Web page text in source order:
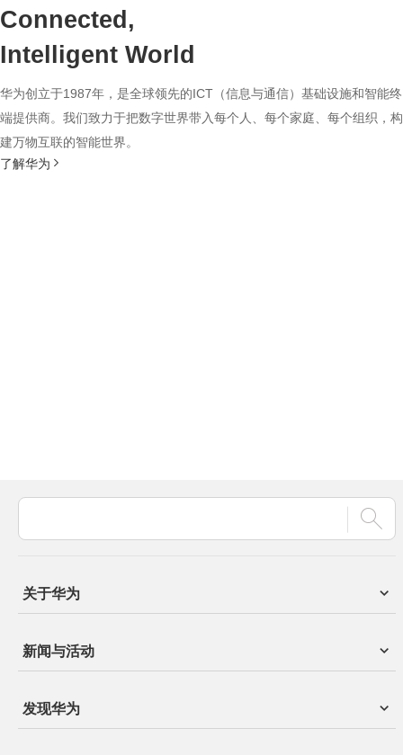
Connected,
Intelligent World
华为创立于1987年，是全球领先的ICT（信息与通信）基础设施和智能终
端提供商。我们致力于把数字世界带入每个人、每个家庭、每个组织，构
建万物互联的智能世界。
了解华为
关于华为
新闻与活动
发现华为